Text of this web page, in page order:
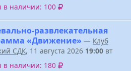
в наличии: 100
развлекательная
«Движение» — Клуб
СДК, 11 августа 2026 19:00 вт
в наличии: 180